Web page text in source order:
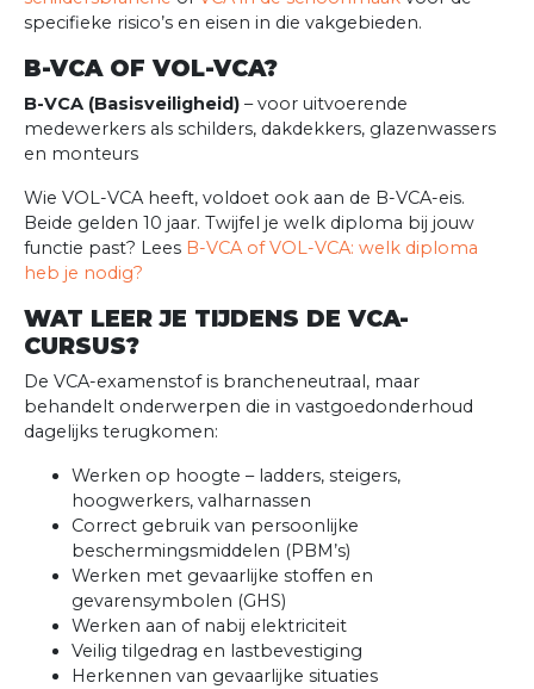
specifieke risico’s en eisen in die vakgebieden.
B-VCA OF VOL-VCA?
B-VCA (Basisveiligheid) – voor uitvoerende
medewerkers als schilders, dakdekkers, glazenwassers
en monteurs
Wie VOL-VCA heeft, voldoet ook aan de B-VCA-eis.
Beide gelden 10 jaar. Twijfel je welk diploma bij jouw
functie past? Lees B-VCA of VOL-VCA: welk diploma
heb je nodig?
WAT LEER JE TIJDENS DE VCA-
CURSUS?
De VCA-examenstof is brancheneutraal, maar
behandelt onderwerpen die in vastgoedonderhoud
dagelijks terugkomen:
Werken op hoogte – ladders, steigers,
hoogwerkers, valharnassen
Correct gebruik van persoonlijke
beschermingsmiddelen (PBM’s)
Werken met gevaarlijke stoffen en
gevarensymbolen (GHS)
Werken aan of nabij elektriciteit
Veilig tilgedrag en lastbevestiging
Herkennen van gevaarlijke situaties